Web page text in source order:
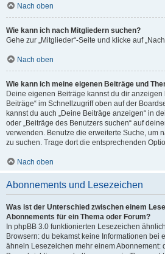
Nach oben
Wie kann ich nach Mitgliedern suchen?
Gehe zur „Mitglieder“-Seite und klicke auf
Nach oben
Wie kann ich meine eigenen Beiträge und
Deine eigenen Beiträge kannst du dir anzeigen
Beiträge“ im Schnellzugriff oben auf der
kannst du auch „Deine Beiträge anzeigen“ in
oder „Beiträge des Benutzers suchen“ auf
verwenden. Benutze die erweiterte Suche, um
zu suchen. Trage dort die entsprechenden
Nach oben
Abonnements und Lesezeichen
Was ist der Unterschied zwischen einem
Abonnements für ein Thema oder Forum?
In phpBB 3.0 funktionierten Lesezeichen
Browsern: du bekamst keine Informationen bei
ähneln Lesezeichen mehr einem Abonnement: